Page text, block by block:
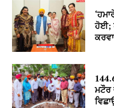
ਹੋਈ;
ਮਟੌਰ